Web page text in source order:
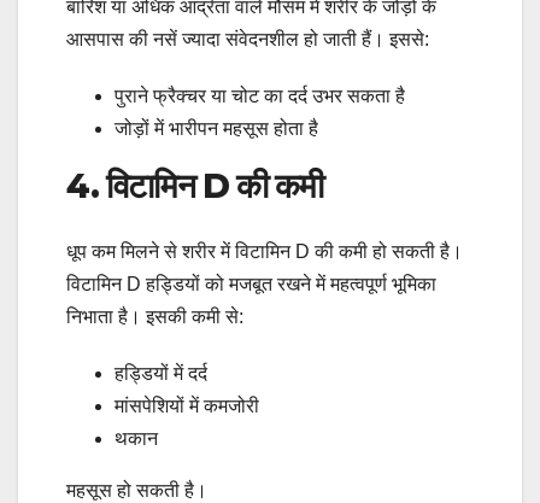
बारिश या अधिक आर्द्रता वाले मौसम में शरीर के जोड़ों के
आसपास की नसें ज्यादा संवेदनशील हो जाती हैं। इससे:
पुराने फ्रैक्चर या चोट का दर्द उभर सकता है
जोड़ों में भारीपन महसूस होता है
4. विटामिन D की कमी
धूप कम मिलने से शरीर में विटामिन D की कमी हो सकती है।
विटामिन D हड्डियों को मजबूत रखने में महत्वपूर्ण भूमिका
निभाता है। इसकी कमी से:
हड्डियों में दर्द
मांसपेशियों में कमजोरी
थकान
महसूस हो सकती है।